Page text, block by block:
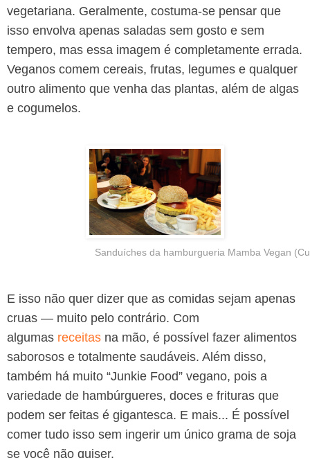
vegetariana. Geralmente, costuma-se pensar que
isso envolva apenas saladas sem gosto e sem
tempero, mas essa imagem é completamente errada.
Veganos comem cereais, frutas, legumes e qualquer
outro alimento que venha das plantas, além de algas
e cogumelos.
Sanduíches da hamburgueria Mamba Vegan
E isso não quer dizer que as comidas sejam apenas
cruas — muito pelo contrário. Com
algumas receitas na mão, é possível fazer alimentos
saborosos e totalmente saudáveis. Além disso,
também há muito “Junkie Food” vegano, pois a
variedade de hambúrgueres, doces e frituras que
podem ser feitas é gigantesca. E mais... É possível
comer tudo isso sem ingerir um único grama de soja
se você não quiser.